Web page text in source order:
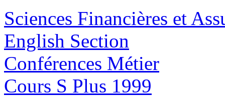
Sciences Financières et
English Section
Conférences Métier
Cours S Plus 1999